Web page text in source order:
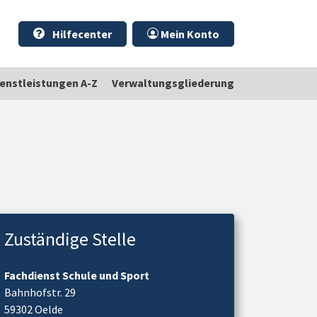
Hilfecenter Mein Konto
A-Z Verwaltungsgliederung
Zuständige Stelle
Fachdienst Schule und Sport
Bahnhofstr. 29
59302 Oelde